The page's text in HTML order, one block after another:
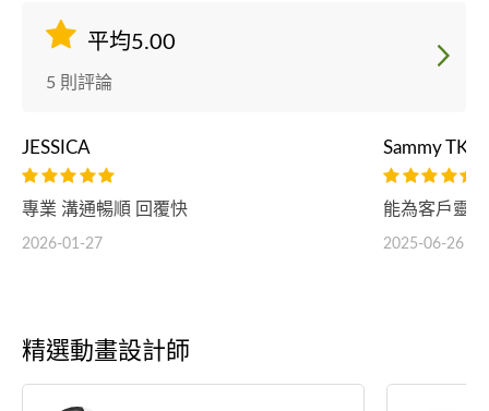
平均5.00
5 則評論
JESSICA
專業 溝通暢順 回覆快
2026-01-27
Sammy TKM
能為客戶靈
2025-06-26
精選動畫設計師